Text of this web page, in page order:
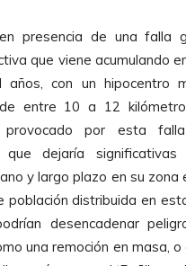
presencia de una falla
que viene acumulando
años, con un hipocentro
entre 10 a 12
provocado por esta
que dejaría significativas
y largo plazo en su zona
población distribuida en
desencadenar
una remoción en masa,